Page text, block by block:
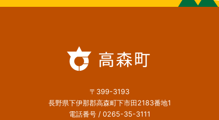
〒399-3193
長野県下伊那郡高森町下市田2183番地1
電話番号 / 0265-35-3111